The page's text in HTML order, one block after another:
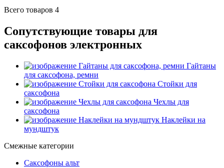
Всего товаров 4
Сопутствующие товары для
саксофонов электронных
Гайтаны
для саксофона, ремни
Стойки для
саксофона
Чехлы для
саксофона
Наклейки на
мундштук
Смежные категории
Саксофоны альт